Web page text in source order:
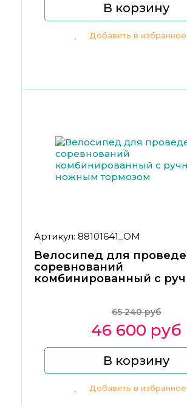
В корзину
Добавить в избранное
Артикул: 88101641_ОМ
Велосипед для
соревнований
комбинированный с
65 240 руб
46 600 руб
В корзину
Добавить в избранное